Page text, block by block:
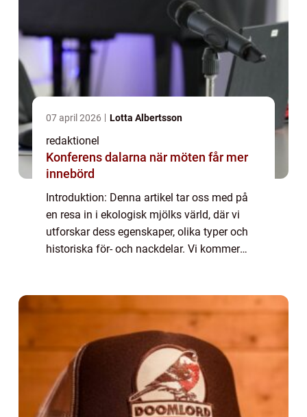
07 april 2026 Lotta Albertsson
redaktionel
Konferens dalarna när möten får mer
innebörd
Introduktion: Denna artikel tar oss med på
en resa in i ekologisk mjölks värld, där vi
utforskar dess egenskaper, olika typer och
historiska för- och nackdelar. Vi kommer